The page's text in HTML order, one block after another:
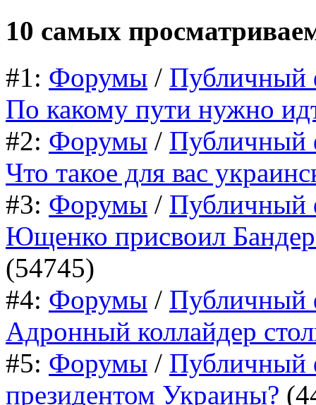
10 самых
#1: Форумы / Публичный
По какому пути нужно
#2: Форумы / Публичный
Что такое для вас
#3: Форумы / Публичный
Ющенко присвоил
(54745)
#4: Форумы / Публичный
Адронный коллайдер
#5: Форумы / Публичный
президентом Украины?